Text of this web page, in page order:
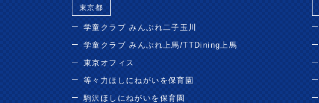
東京都
学童クラブ みんぷれ二子玉川
学童クラブ みんぷれ上馬/TTDining上馬
東京オフィス
等々力ほしにねがいを保育園
駒沢ほしにねがいを保育園